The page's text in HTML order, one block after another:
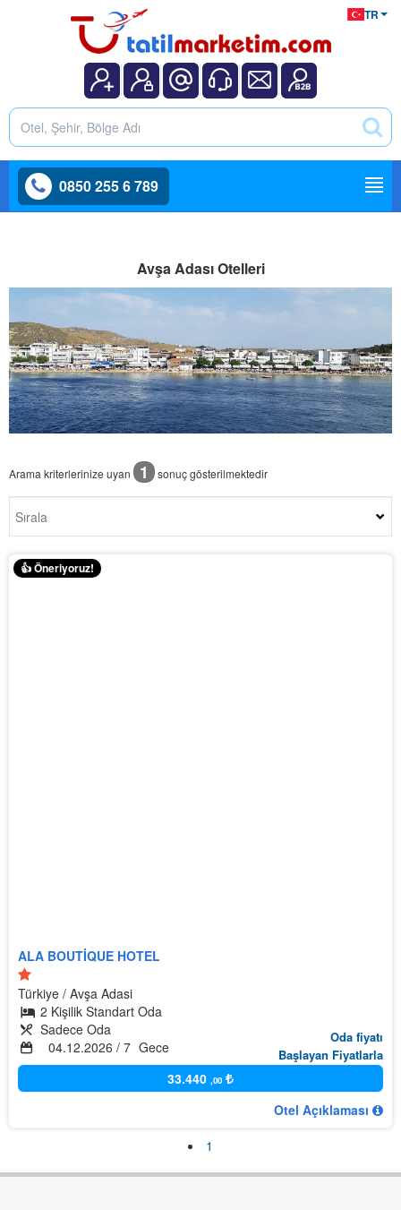
0850 255 6 789
TR
Avşa Adası Otelleri
Arama kriterlerinize uyan 1 sonuç gösterilmektedir
👍 Öneriyoruz!
ALA BOUTIQUE HOTEL
Türkiye Avşa Adasi
2 Kişilik Standart Oda
Sadece Oda
04.12.2026 / 7 Gece Başlayan Fiyatlarla
Oda fiyatı
33.440 ,00
Otel Açıklaması
1